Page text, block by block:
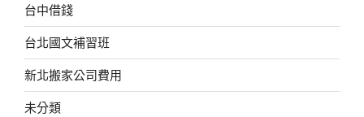
台中借錢
台北國文補習班
新北搬家公司費用
未分類